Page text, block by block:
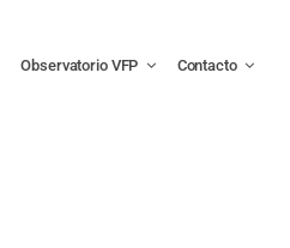
Observatorio VFP Contacto